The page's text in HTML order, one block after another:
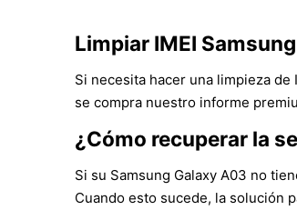
Limpiar IMEI
Si necesita hacer una limpieza
se compra nuestro informe
¿Cómo recuperar la
Si su Samsung Galaxy A03 no
Cuando esto sucede, la solución